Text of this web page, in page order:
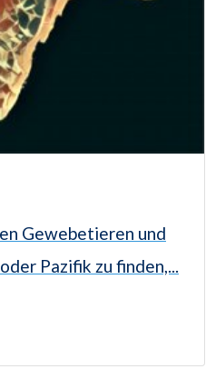
Gewebetieren und
Pazifik zu finden,...